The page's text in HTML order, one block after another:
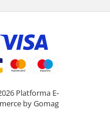
Platforma E-
by Gomag